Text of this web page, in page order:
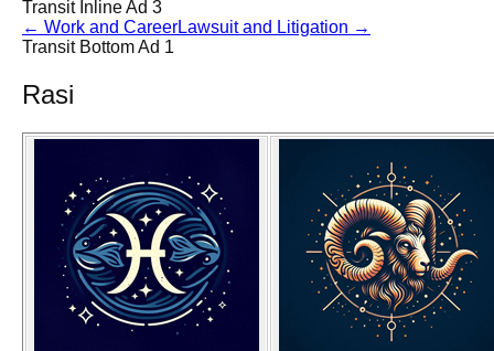
Transit Inline Ad 3
← Work and CareerLawsuit and Litigation →
Transit Bottom Ad 1
Rasi